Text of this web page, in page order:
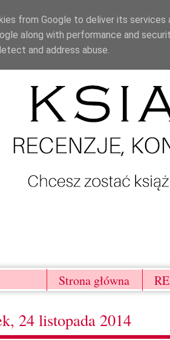
Strona główna
24 listopada 2014
from Google to deliver its
along with performance and
and address abuse.